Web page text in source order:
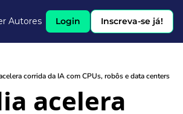
Autores Login Inscreva-se já!
corrida da IA com CPUs, robôs e data centers
acelera